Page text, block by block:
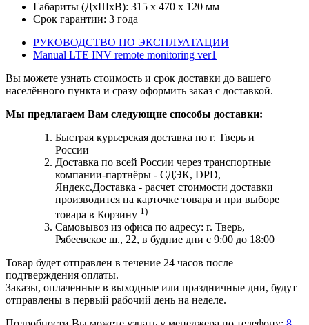
Габариты (ДxШxВ): 315 х 470 х 120 мм
Срок гарантии: 3 года
РУКОВОДСТВО ПО ЭКСПЛУАТАЦИИ
Manual LTE INV remote monitoring ver1
Вы можете узнать стоимость и срок доставки до вашего
населённого пункта и сразу оформить заказ с доставкой.
Мы предлагаем Вам следующие способы доставки:
Быстрая курьерская доставка по г. Тверь и
России
Доставка по всей России через транспортные
компании-партнёры - СДЭК, DPD,
Яндекс.Доставка - расчет стоимости доставки
производится на карточке товара и при выборе
товара в Корзину 1)
Самовывоз из офиса по адресу: г. Тверь,
Рябеевское ш., 22, в будние дни с 9:00 до 18:00
Товар будет отправлен в течение 24 часов после
подтверждения оплаты.
Заказы, оплаченные в выходные или праздничные дни, будут
отправлены в первый рабочий день на неделе.